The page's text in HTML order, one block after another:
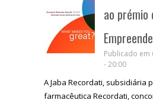
ao prémio
Publicado em
- 20:00
A Jaba Recordati, subsidiária
farmacêutica Recordati,